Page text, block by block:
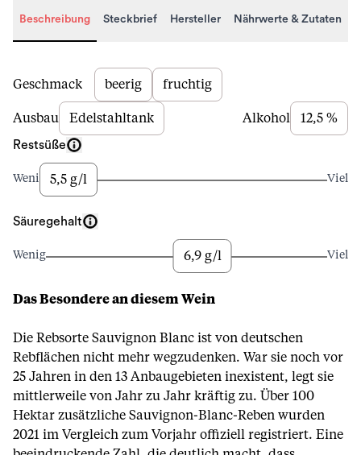
Beschreibung Steckbrief Hersteller Nährwerte & Zutaten
Beschreibung
Geschmack beerig fruchtig
Ausbau Edelstahltank Alkohol 12,5 %
Restsüße
Wenig 5,5 g/l Viel
Säuregehalt
Wenig 6,9 g/l Viel
Das Besondere an diesem Wein
Die Rebsorte Sauvignon Blanc ist von deutschen
Rebflächen nicht mehr wegzudenken. War sie noch vor
25 Jahren in den 13 Anbaugebieten inexistent, legt sie
mittlerweile von Jahr zu Jahr kräftig zu. Über 100
Hektar zusätzliche Sauvignon-Blanc-Reben wurden
2021 im Vergleich zum Vorjahr offiziell registriert. Eine